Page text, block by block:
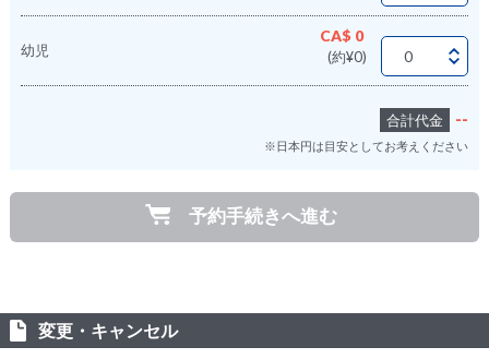
幼児
CA$ 0
(約¥0)
合計代金 --
※日本円は目安としてお考えください
予約手続きへ進む
変更・キャンセル